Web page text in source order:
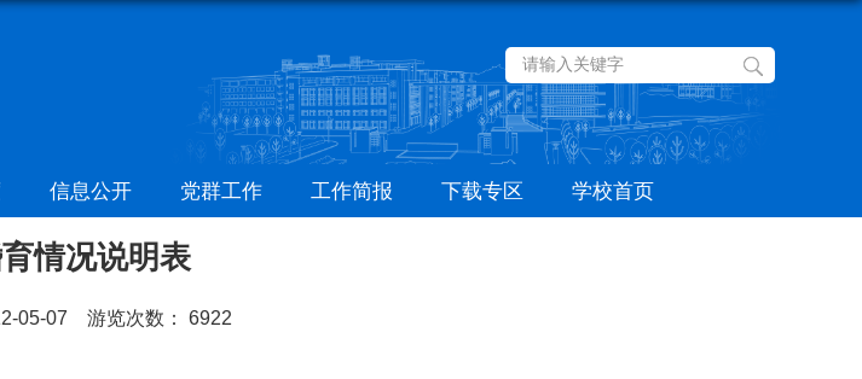
信息公开 党群工作 工作简报 下载专区 学校首页
情况说明表
05-07 游览次数： 6922